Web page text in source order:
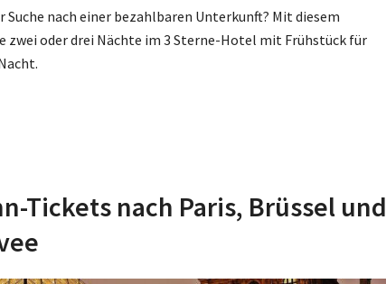
Suche nach einer bezahlbaren Unterkunft? Mit diesem
oder drei Nächte im 3 Sterne-Hotel mit Frühstück für
Tickets nach Paris, Brüssel und